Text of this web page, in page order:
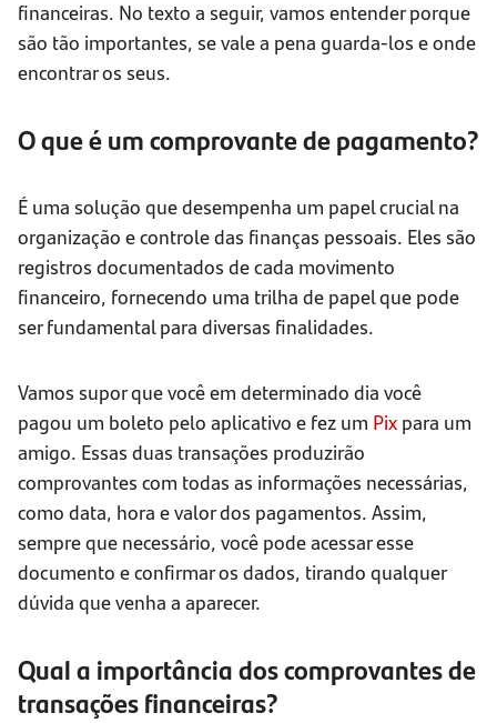
financeiras. No texto a seguir, vamos entender porque
são tão importantes, se vale a pena guarda-los e onde
encontrar os seus.
O que é um comprovante de pagamento?
É uma solução que desempenha um papel crucial na
organização e controle das finanças pessoais. Eles são
registros documentados de cada movimento
financeiro, fornecendo uma trilha de papel que pode
ser fundamental para diversas finalidades.
Vamos supor que você em determinado dia você
pagou um boleto pelo aplicativo e fez um Pix para um
amigo. Essas duas transações produzirão
comprovantes com todas as informações necessárias,
como data, hora e valor dos pagamentos. Assim,
sempre que necessário, você pode acessar esse
documento e confirmar os dados, tirando qualquer
dúvida que venha a aparecer.
Qual a importância dos comprovantes de
transações financeiras?